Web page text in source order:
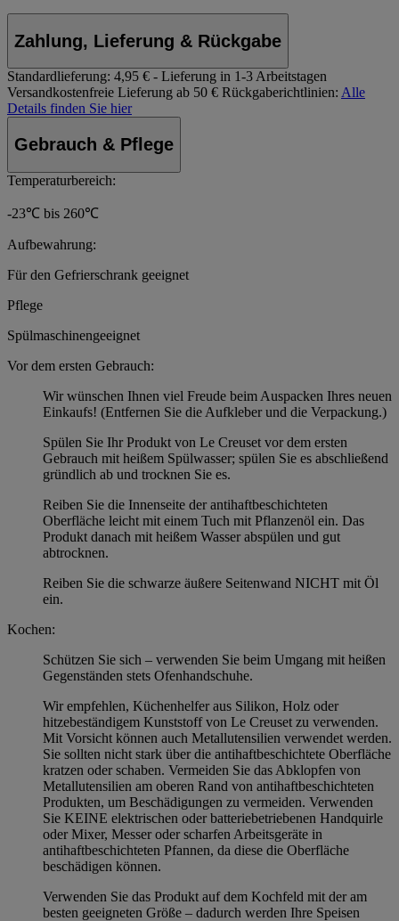
Zahlung, Lieferung & Rückgabe
Standardlieferung: 4,95 € - Lieferung in 1-3 Arbeitstagen
Versandkostenfreie Lieferung ab 50 € Rückgaberichtlinien: Alle
Details finden Sie hier
Gebrauch & Pflege
Temperaturbereich:
-23℃ bis 260℃
Aufbewahrung:
Für den Gefrierschrank geeignet
Pflege
Spülmaschinengeeignet
Vor dem ersten Gebrauch:
Wir wünschen Ihnen viel Freude beim Auspacken Ihres neuen
Einkaufs! (Entfernen Sie die Aufkleber und die Verpackung.)
Spülen Sie Ihr Produkt von Le Creuset vor dem ersten
Gebrauch mit heißem Spülwasser; spülen Sie es abschließend
gründlich ab und trocknen Sie es.
Reiben Sie die Innenseite der antihaftbeschichteten
Oberfläche leicht mit einem Tuch mit Pflanzenöl ein. Das
Produkt danach mit heißem Wasser abspülen und gut
abtrocknen.
Reiben Sie die schwarze äußere Seitenwand NICHT mit Öl
ein.
Kochen:
Schützen Sie sich – verwenden Sie beim Umgang mit heißen
Gegenständen stets Ofenhandschuhe.
Wir empfehlen, Küchenhelfer aus Silikon, Holz oder
hitzebeständigem Kunststoff von Le Creuset zu verwenden.
Mit Vorsicht können auch Metallutensilien verwendet werden.
Sie sollten nicht stark über die antihaftbeschichtete Oberfläche
kratzen oder schaben. Vermeiden Sie das Abklopfen von
Metallutensilien am oberen Rand von antihaftbeschichteten
Produkten, um Beschädigungen zu vermeiden. Verwenden
Sie KEINE elektrischen oder batteriebetriebenen Handquirle
oder Mixer, Messer oder scharfen Arbeitsgeräte in
antihaftbeschichteten Pfannen, da diese die Oberfläche
beschädigen können.
Verwenden Sie das Produkt auf dem Kochfeld mit der am
besten geeigneten Größe – dadurch werden Ihre Speisen